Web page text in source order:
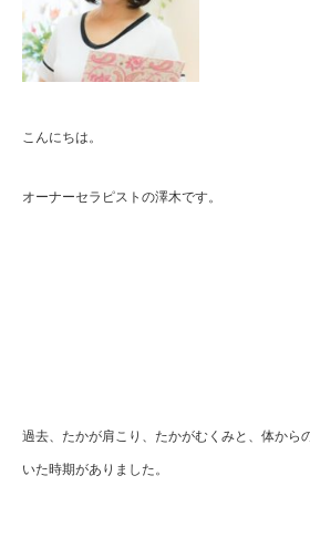
こんにちは。
オーナーセラピストの澤木です。
過去、たかが肩こり、たかがむくみと、体から
いた時期がありました。